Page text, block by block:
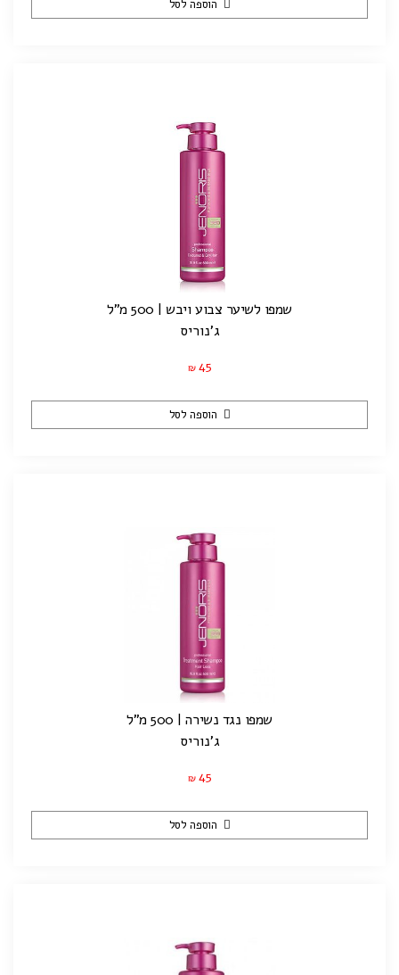
הוספה לסל
שמפו לשיער צבוע ויבש | 500 מ"ל
ג'נוריס
₪ 45
הוספה לסל
שמפו נגד נשירה | 500 מ"ל
ג'נוריס
₪ 45
הוספה לסל